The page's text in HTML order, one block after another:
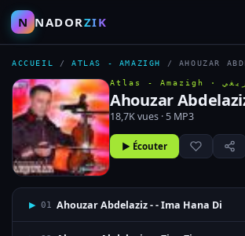
N NADORZIK
ACCUEIL /ATLAS - AMAZIGH / AHOUZAR
Atlas - Amazigh ·
Ahouzar
18,7K vues · 5 MP3
▶ Écouter
▶ 01 Ahouzar Abdelaziz - - Ima Hana Di